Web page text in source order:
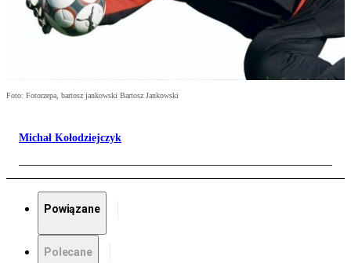
Foto: Fotorzepa, bartosz jankowski Bartosz Jankowski
Michał Kołodziejczyk
Powiązane
Polecane